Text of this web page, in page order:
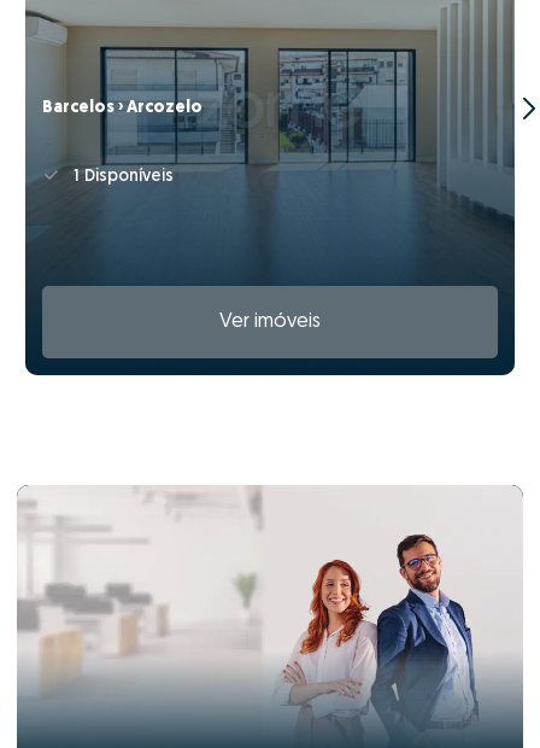
Barcelos › Arcozelo
1 Disponíveis
Ver imóveis